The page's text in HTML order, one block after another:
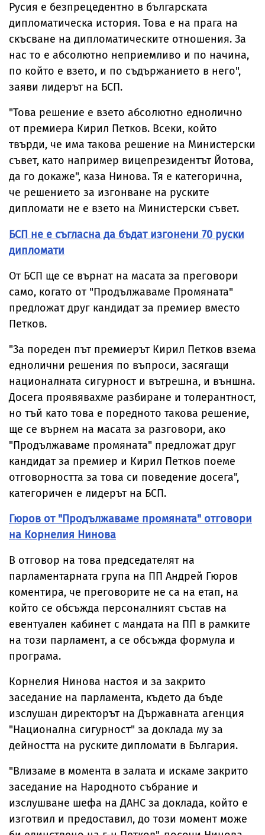
Русия е безпрецедентно в българската
дипломатическа история. Това е на прага на
скъсване на дипломатическите отношения. За
нас то е абсолютно неприемливо и по начина,
по който е взето, и по съдържанието в него",
заяви лидерът на БСП.
"Това решение е взето абсолютно еднолично
от премиера Кирил Петков. Всеки, който
твърди, че има такова решение на Министерски
съвет, като например вицепрезидентът Йотова,
да го докаже", каза Нинова. Тя е категорична,
че решението за изгонване на руските
дипломати не е взето на Министерски съвет.
БСП не е съгласна да бъдат изгонени 70 руски
дипломати
От БСП ще се върнат на масата за преговори
само, когато от "Продължаваме Промяната"
предложат друг кандидат за премиер вместо
Петков.
"За пореден път премиерът Кирил Петков взема
еднолични решения по въпроси, засягащи
националната сигурност и вътрешна, и външна.
Досега проявявахме разбиране и толерантност,
но тъй като това е поредното такова решение,
ще се върнем на масата за разговори, ако
"Продължаваме промяната" предложат друг
кандидат за премиер и Кирил Петков поеме
отговорността за това си поведение досега",
категоричен е лидерът на БСП.
Гюров от "Продължаваме промяната" отговори
на Корнелия Нинова
В отговор на това председателят на
парламентарната група на ПП Андрей Гюров
коментира, че преговорите не са на етап, на
който се обсъжда персоналният състав на
евентуален кабинет с мандата на ПП в рамките
на този парламент, а се обсъжда формула и
програма.
Корнелия Нинова настоя и за закрито
заседание на парламента, където да бъде
изслушан директорът наДържавната агенция
"Национална сигурност" за доклада му за
дейността на руските дипломати в България.
"Влизаме в момента в залата и искаме закрито
заседание на Народното събрание и
изслушване шефа на ДАНС за доклада, който е
изготвил и предоставил, до този момент може